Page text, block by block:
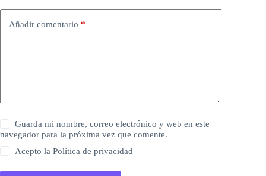
Añadir comentario *
Guarda mi nombre, correo electrónico y web en este
navegador para la próxima vez que comente.
Acepto laPolítica de privacidad